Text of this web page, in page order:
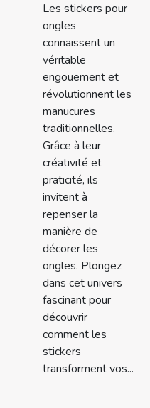
Les stickers pour
ongles
connaissent un
véritable
engouement et
révolutionnent les
manucures
traditionnelles.
Grâce à leur
créativité et
praticité, ils
invitent à
repenser la
manière de
décorer les
ongles. Plongez
dans cet univers
fascinant pour
découvrir
comment les
stickers
transforment vos...